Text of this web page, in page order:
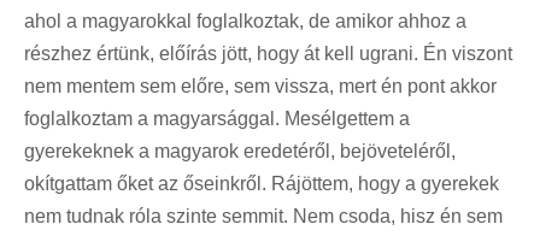
ahol a magyarokkal foglalkoztak, de amikor ahhoz a
részhez értünk, előírás jött, hogy át kell ugrani. Én viszont
nem mentem sem előre, sem vissza, mert én pont akkor
foglalkoztam a magyarsággal. Mesélgettem a
gyerekeknek a magyarok eredetéről, bejöveteléről,
okítgattam őket az őseinkről. Rájöttem, hogy a gyerekek
nem tudnak róla szinte semmit. Nem csoda, hisz én sem